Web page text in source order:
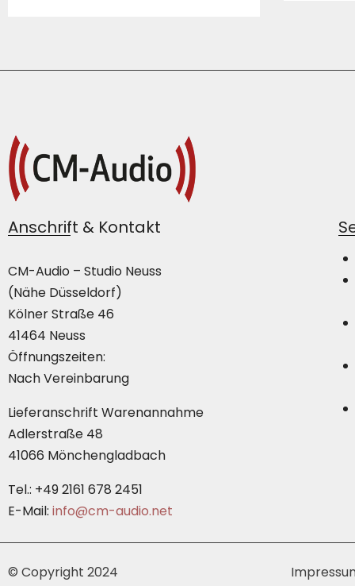
Anschrift & Kontakt
CM-Audio – Studio Neuss
(Nähe Düsseldorf)
Kölner Straße 46
41464 Neuss
Öffnungszeiten:
Nach Vereinbarung
Lieferanschrift Warenannahme
Adlerstraße 48
41066 Mönchengladbach
Tel.: +49 2161 678 2451
E-Mail: info@cm-audio.net
© Copyright 2024